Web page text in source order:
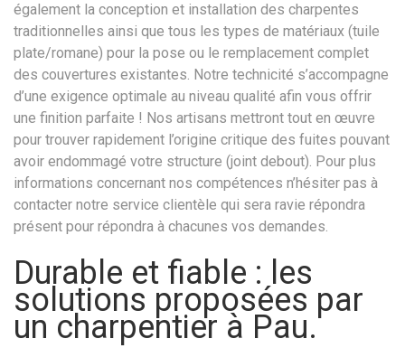
également la conception et installation des charpentes
traditionnelles ainsi que tous les types de matériaux (tuile
plate/romane) pour la pose ou le remplacement complet
des couvertures existantes. Notre technicité s’accompagne
d’une exigence optimale au niveau qualité afin vous offrir
une finition parfaite ! Nos artisans mettront tout en œuvre
pour trouver rapidement l’origine critique des fuites pouvant
avoir endommagé votre structure (joint debout). Pour plus
informations concernant nos compétences n’hésiter pas à
contacter notre service clientèle qui sera ravie répondra
présent pour répondra à chacunes vos demandes.
Durable et fiable : les
solutions proposées par
un charpentier à Pau.